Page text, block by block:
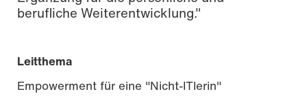
berufliche Weiterentwicklung."
Leitthema
Empowerment für eine "Nicht-ITlerin"